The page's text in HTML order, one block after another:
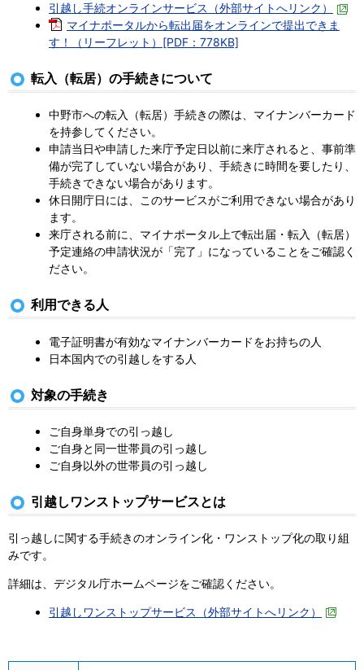
引越し手続オンラインサービス（外部サイトへリンク）
マイナポータルから転出届をオンラインで提出できま
す！（リーフレット）[PDF：778KB]
転入（転居）の手続きについて
中野市への転入（転居）手続きの際は、マイナンバーカード
を持参してください。
申請当日や申請した来庁予定日以前に来庁されると、事前準
備が完了していない場合があり、手続きに時間を要したり、
手続きできない場合があります。
休日開庁日には、このサービスがご利用できない場合があり
ます。
来庁される前に、マイナポータル上で転出届・転入（転居）
予定連絡の申請状況が「完了」になっていることをご確認く
ださい。
利用できる人
電子証明書が有効なマイナンバーカードをお持ちの人
日本国内での引越しをする人
対象の手続き
ご自身単身での引っ越し
ご自身と同一世帯員の引っ越し
ご自身以外の世帯員の引っ越し
引越しワンストップサービスとは
引っ越しに関する手続きのオンライン化・ワンストップ化の取り組
みです。
詳細は、デジタル庁ホームページをご確認ください。
引越しワンストップサービス（外部サイトへリンク）